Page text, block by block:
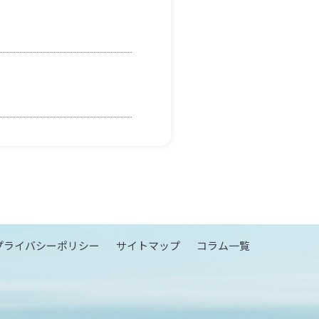
ライバシーポリシー サイトマップ コラム一覧